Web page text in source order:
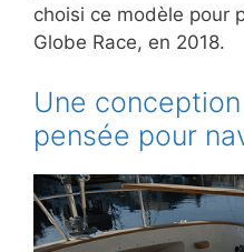
choisi ce modèle pour
Globe Race, en 2018.
Une
pensée pour